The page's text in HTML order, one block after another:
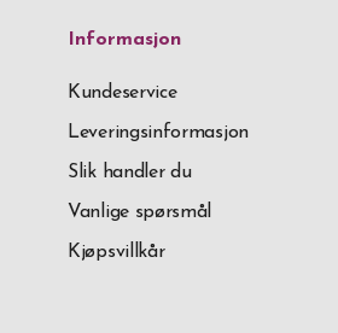
Informasjon
Kundeservice
Leveringsinformasjon
Slik handler du
Vanlige spørsmål
Kjøpsvillkår